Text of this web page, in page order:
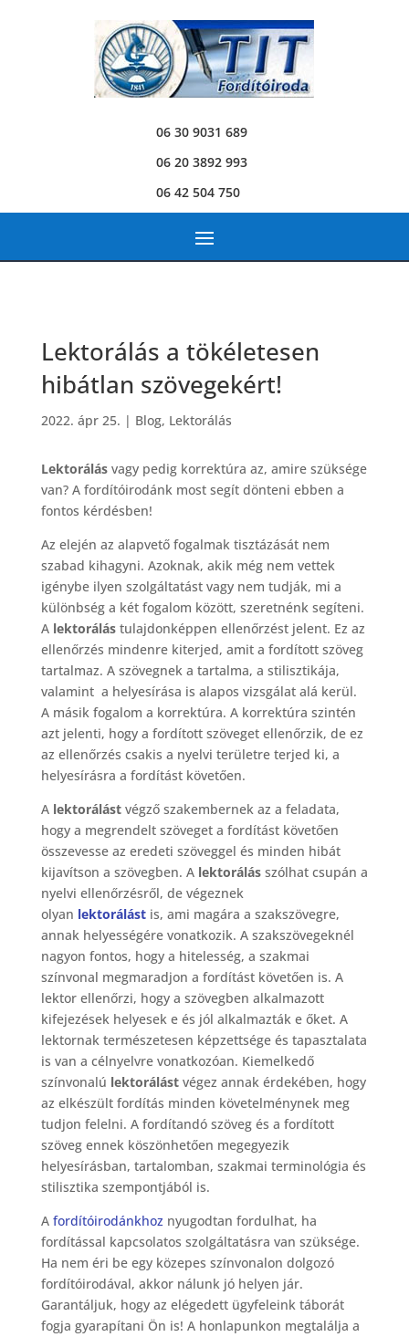
06 30 9031 689
06 20 3892 993
06 42 504 750
Lektorálás a tökéletesen
hibátlan szövegekért!
2022. ápr 25. | Blog, Lektorálás
Lektorálásvagy pedig korrektúra az, amire szüksége
van? A fordítóirodánk most segít dönteni ebben a
fontos kérdésben!
Az elején az alapvető fogalmak tisztázását nem
szabad kihagyni. Azoknak, akik még nem vettek
igénybe ilyen szolgáltatást vagy nem tudják, mi a
különbség a két fogalom között, szeretnénk segíteni.
Alektorálástulajdonképpen ellenőrzést jelent. Ez az
ellenőrzés mindenre kiterjed, amit a fordított szöveg
tartalmaz. A szövegnek a tartalma, a stilisztikája,
valamint a helyesírása is alapos vizsgálat alá kerül.
A másik fogalom a korrektúra. A korrektúra szintén
azt jelenti, hogy a fordított szöveget ellenőrzik, de ez
az ellenőrzés csakis a nyelvi területre terjed ki, a
helyesírásra a fordítást követően.
A lektorálástvégző szakembernek az a feladata,
hogy a megrendelt szöveget a fordítást követően
összevesse az eredeti szöveggel és minden hibát
kijavítson a szövegben. Alektorálásszólhat csupán a
nyelvi ellenőrzésről, de végeznek
olyan lektorálást is, ami magára a szakszövegre,
annak helyességére vonatkozik. A szakszövegeknél
nagyon fontos, hogy a hitelesség, a szakmai
színvonal megmaradjon a fordítást követően is. A
lektor ellenőrzi, hogy a szövegben alkalmazott
kifejezések helyesek e és jól alkalmazták e őket. A
lektornak természetesen képzettsége és tapasztalata
is van a célnyelvre vonatkozóan. Kiemelkedő
színvonalú lektorálástvégez annak érdekében, hogy
az elkészült fordítás minden követelménynek meg
tudjon felelni. A fordítandó szöveg és a fordított
szöveg ennek köszönhetően megegyezik
helyesírásban, tartalomban, szakmai terminológia és
stilisztika szempontjából is.
A fordítóirodánkhoz nyugodtan fordulhat, ha
fordítással kapcsolatos szolgáltatásra van szüksége.
Ha nem éri be egy közepes színvonalon dolgozó
fordítóirodával, akkor nálunk jó helyen jár.
Garantáljuk, hogy az elégedett ügyfeleink táborát
fogja gyarapítani Ön is! A honlapunkon megtalálja a